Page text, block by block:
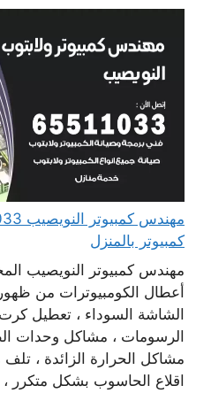
كمبيوتر بالمنزل
مهندس كمبيوتر النويصيب
أعطال الكومبيوترات من
الشاشة السوداء ، تعطيل
الرسومات ، مشاكل وحدات
مشاكل الحرارة الزائدة ، تلف
اقلاع الحاسوب بشكل متكرر ،